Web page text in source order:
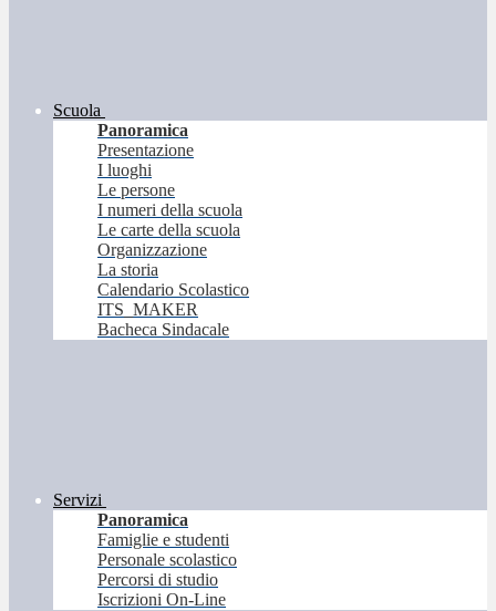
Scuola
Panoramica
Presentazione
I luoghi
Le persone
I numeri della scuola
Le carte della scuola
Organizzazione
La storia
Calendario Scolastico
ITS_MAKER
Bacheca Sindacale
Servizi
Panoramica
Famiglie e studenti
Personale scolastico
Percorsi di studio
Iscrizioni On-Line